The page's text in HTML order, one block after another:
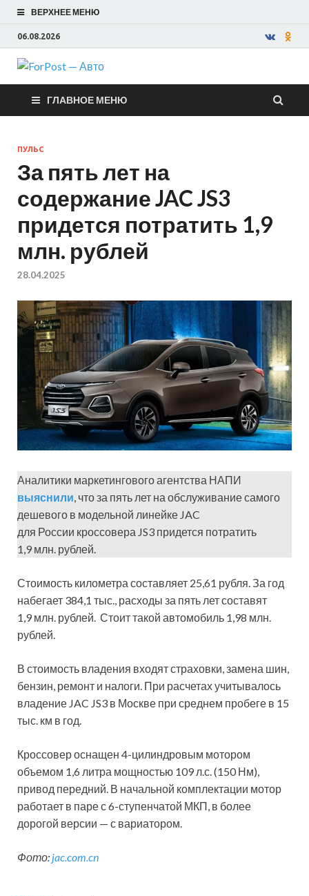
ВЕРХНЕЕ МЕНЮ
06.08.2026
ForPost —
Авто
ГЛАВНОЕ МЕНЮ
ПУЛЬС
За пять лет на
содержание JAC JS3
придется потратить 1,9
млн. рублей
28.04.2025
Аналитики маркетингового агентства НАПИ
выяснили, что за пять лет на обслуживание самого
дешевого в модельной линейке JAC
для России кроссовера JS3 придется потратить
1,9 млн. рублей.
Стоимость километра составляет 25,61 рубля. За год
набегает 384,1 тыс., расходы за пять лет составят
1,9 млн. рублей. Стоит такой автомобиль 1,98 млн.
рублей.
В стоимость владения входят страховки, замена шин,
бензин, ремонт и налоги. При расчетах учитывалось
владение JAC JS3 в Москве при среднем пробеге в 15
тыс. км в год.
Кроссовер оснащен 4-цилиндровым мотором
объемом 1,6 литра мощностью 109 л.с. (150 Нм),
привод передний. В начальной комплектации мотор
работает в паре с 6-ступенчатой МКП, в более
дорогой версии — с вариатором.
Фото: jac.com.cn